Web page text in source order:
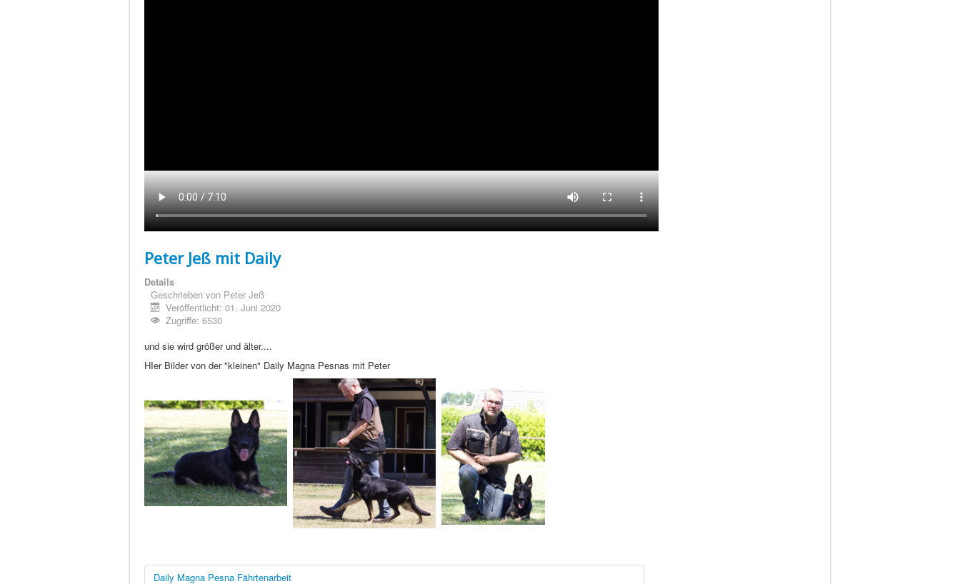
Peter Jeß mit Daily
Details
Geschrieben von Peter Jeß
Veröffentlicht: 01. Juni 2020
Zugriffe: 6530
und sie wird größer und älter....
HIer Bilder von der "kleinen" Daily Magna Pesnas mit Peter
Daily Magna Pesna Fährtenarbeit